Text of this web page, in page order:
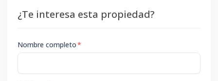
¿Te interesa esta propiedad?
Nombre completo*